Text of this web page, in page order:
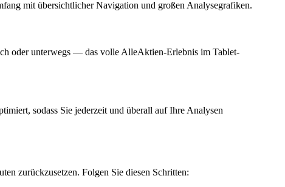
mit übersichtlicher Navigation und großen Analysegrafiken.
oder unterwegs — das volle AlleAktien-Erlebnis im Tablet-
sodass Sie jederzeit und überall auf Ihre Analysen
zurückzusetzen. Folgen Sie diesen Schritten: